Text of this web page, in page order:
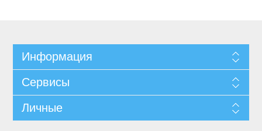
Информация
Сервисы
Личные